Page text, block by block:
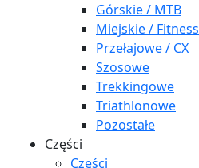
Górskie / MTB
Miejskie / Fitness
Przełajowe / CX
Szosowe
Trekkingowe
Triathlonowe
Pozostałe
Części
Części